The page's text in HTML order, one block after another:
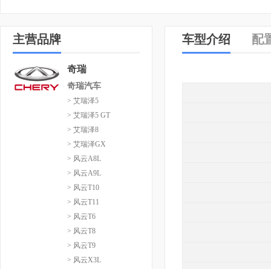
主营品牌
奇瑞
奇瑞汽车
> 艾瑞泽5
> 艾瑞泽5 GT
> 艾瑞泽8
> 艾瑞泽GX
> 风云A8L
> 风云A9L
> 风云T10
> 风云T11
> 风云T6
> 风云T8
> 风云T9
> 风云X3L
车型介绍 配